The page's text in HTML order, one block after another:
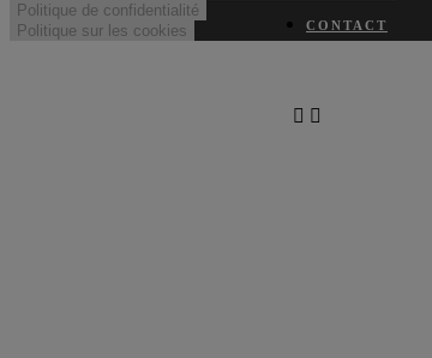
CONTACT
Politique de confidentialité
Politique sur les cookies